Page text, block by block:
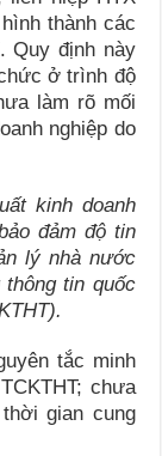
thành các
Quy định này
ở trình độ
làm rõ mối
nghiệp do
kinh doanh
đảm độ tin
lý nhà nước
tin quốc
tắc minh
chưa
gian cung